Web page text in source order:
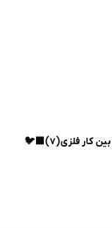
بین کار فلزی(۷)🐦‍⬛